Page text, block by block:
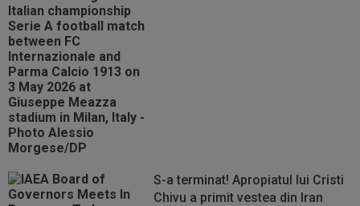
S-a terminat! Apropiatul lui Cristi
Chivu a primit vestea din Iran